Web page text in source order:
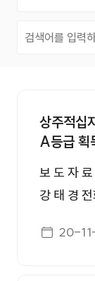
상주적십
A등급 획
보 도 자
강 태 경
과 A등급
게시
20-